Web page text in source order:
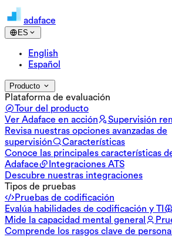
adaface
ES
English
Español
Producto
Plataforma de evaluación
Tour del producto
Ver Adaface en acción
Supervisión
Revisa nuestras opciones avanzadas de
supervisión
Características
Conoce las principales características
Adaface
Integraciones ATS
Descubre nuestras integraciones
Tipos de pruebas
Pruebas de codificación
Evalúa habilidades de codificación y TI
Mide la capacidad mental general
Comprende los rasgos clave de